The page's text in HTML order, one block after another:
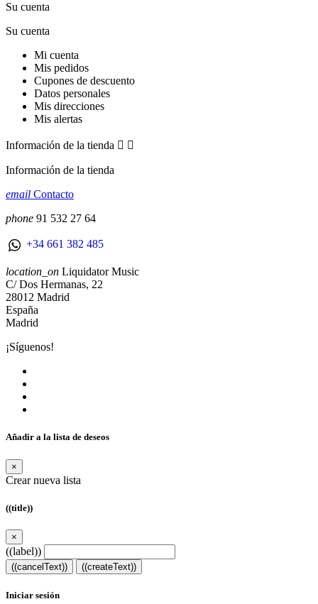
Su cuenta
Su cuenta
Mi cuenta
Mis pedidos
Cupones de descuento
Datos personales
Mis direcciones
Mis alertas
Información de la tienda  
Información de la tienda
email Contacto
phone 91 532 27 64
+34 661 382 485
location_on Liquidator Music
C/ Dos Hermanas, 22
28012 Madrid
España
Madrid
¡Síguenos!
Añadir a la lista de deseos
×
Crear nueva lista
((title))
×
((label))
((cancelText)) ((createText))
Iniciar sesión